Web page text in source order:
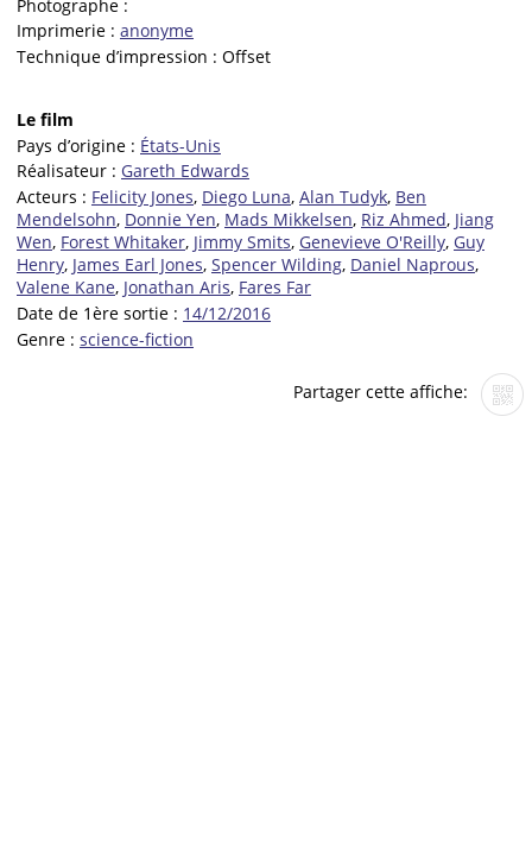
Photographe :
Imprimerie : anonyme
Technique d’impression : Offset
Le film
Pays d’origine : États-Unis
Réalisateur : Gareth Edwards
Acteurs : Felicity Jones, Diego Luna, Alan Tudyk, Ben
Mendelsohn, Donnie Yen, Mads Mikkelsen, Riz Ahmed, Jiang
Wen, Forest Whitaker, Jimmy Smits, Genevieve O'Reilly, Guy
Henry, James Earl Jones, Spencer Wilding, Daniel Naprous,
Valene Kane, Jonathan Aris, Fares Far
Date de 1ère sortie : 14/12/2016
Genre : science-fiction
Partager cette affiche: